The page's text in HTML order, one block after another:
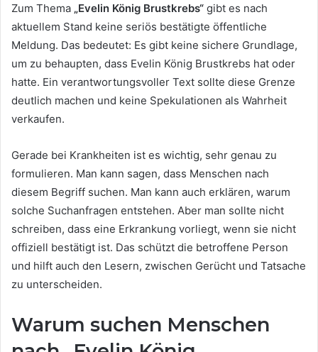
Zum Thema „Evelin König Brustkrebs“ gibt es nach
aktuellem Stand keine seriös bestätigte öffentliche
Meldung. Das bedeutet: Es gibt keine sichere Grundlage,
um zu behaupten, dass Evelin König Brustkrebs hat oder
hatte. Ein verantwortungsvoller Text sollte diese Grenze
deutlich machen und keine Spekulationen als Wahrheit
verkaufen.
Gerade bei Krankheiten ist es wichtig, sehr genau zu
formulieren. Man kann sagen, dass Menschen nach
diesem Begriff suchen. Man kann auch erklären, warum
solche Suchanfragen entstehen. Aber man sollte nicht
schreiben, dass eine Erkrankung vorliegt, wenn sie nicht
offiziell bestätigt ist. Das schützt die betroffene Person
und hilft auch den Lesern, zwischen Gerücht und Tatsache
zu unterscheiden.
Warum suchen Menschen